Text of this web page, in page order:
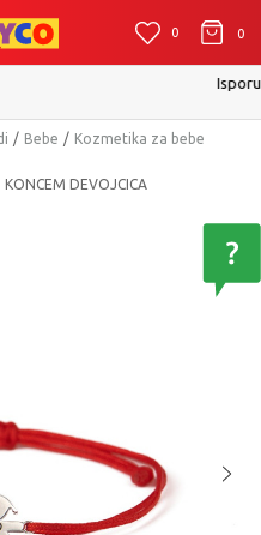
0 0
u roku od 2 do 4 radna dana!
Bebe
Kozmetika za bebe
KONCEM DEVOJCICA